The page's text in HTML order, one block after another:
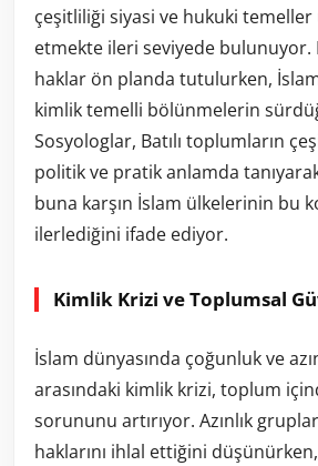
çeşitliliği siyasi ve hukuki
etmekte ileri seviyede bulunuyor.
haklar ön planda tutulurken,
kimlik temelli bölünmelerin
Sosyologlar, Batılı toplumların
politik ve pratik anlamda
buna karşın İslam ülkelerinin bu
ilerlediğini ifade ediyor.
Kimlik Krizi ve Toplumsal
İslam dünyasında çoğunluk ve
arasındaki kimlik krizi, toplum
sorununu artırıyor. Azınlık
haklarını ihlal ettiğini